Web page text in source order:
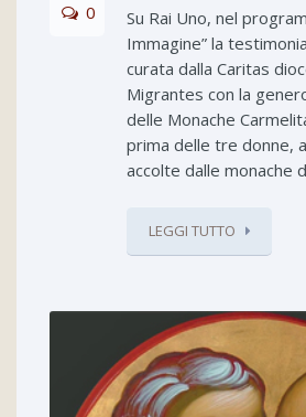
0
Su Rai Uno, nel
Immagine” la
curata dalla Caritas
Migrantes con la
delle Monache
prima delle tre donne,
accolte dalle monache
LEGGI TUTTO